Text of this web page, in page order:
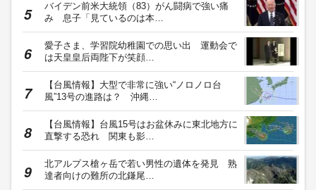
バイデン前米大統領（83）がん闘病で強い痛
み 息子「見ているのは本…
愛子さま、学習院幼稚園での思い出 運動会で
は天皇皇后両陛下が笑顔…
【台風情報】大型で非常に強い“ノロノロ台
風”13号の進路は？ 沖縄…
【台風情報】台風15号はお盆休みに東北地方に
直撃する恐れ 関東も影…
北アルプス槍ヶ岳で若い男性の遺体を発見 熟
達者向けの難所の北鎌尾…